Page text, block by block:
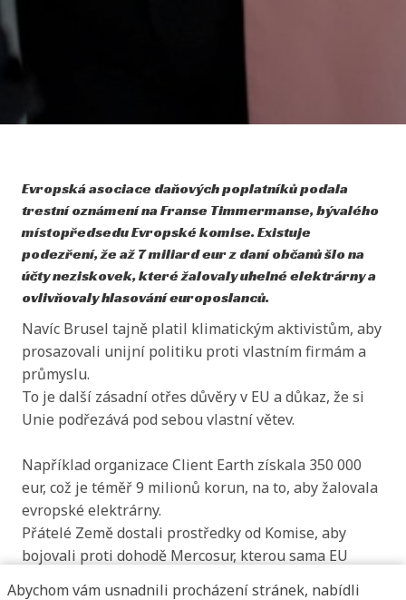
Evropská asociace daňových poplatníků podala
trestní oznámení na Franse Timmermanse, bývalého
místopředsedu Evropské komise. Existuje
podezření, že až 7 miliard eur z daní občanů šlo na
účty neziskovek, které žalovaly uhelné elektrárny a
ovlivňovaly hlasování europoslanců.
Navíc Brusel tajně platil klimatickým aktivistům, aby
prosazovali unijní politiku proti vlastním firmám a
průmyslu.
To je další zásadní otřes důvěry v EU a důkaz, že si
Unie podřezává pod sebou vlastní větev.
Například organizace Client Earth získala 350 000
eur, což je téměř 9 milionů korun, na to, aby žalovala
evropské elektrárny.
Přátelé Země dostali prostředky od Komise, aby
bojovali proti dohodě Mercosur, kterou sama EU
Abychom vám usnadnili procházení stránek, nabídli